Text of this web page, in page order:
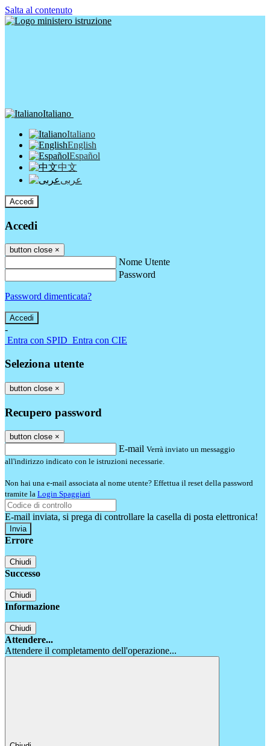
Salta al contenuto
Italiano
Italiano
English
Español
中文
عربى
Accedi
Accedi
button close ×
Nome Utente
Password
Password dimenticata?
-
Entra con SPID Entra con CIE
Seleziona utente
button close ×
Recupero password
button close ×
E-mail Verrà inviato un messaggio
all'indirizzo indicato con le istruzioni necessarie.
Non hai una e-mail associata al nome utente? Effettua il reset della password
tramite la Login Spaggiari
E-mail inviata, si prega di controllare la casella di posta elettronica!
Errore
Chiudi
Successo
Chiudi
Informazione
Chiudi
Attendere...
Attendere il completamento dell'operazione...